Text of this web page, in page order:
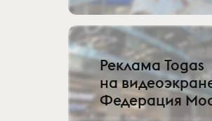
Реклама Togas
на
Федерация